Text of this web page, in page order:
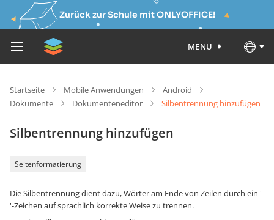
Zurück zur Schule mit ONLYOFFICE!
MENU
Startseite Mobile Anwendungen
Android
Dokumente
Dokumenteneditor Silbentrennung hinzufügen
Silbentrennung hinzufügen
Seitenformatierung
Die Silbentrennung dient dazu, Wörter am Ende von Zeilen durch ein '-
'-Zeichen auf sprachlich korrekte Weise zu trennen.